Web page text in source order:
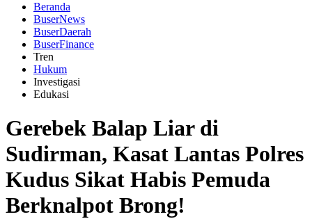
Beranda
BuserNews
BuserDaerah
BuserFinance
Tren
Hukum
Investigasi
Edukasi
Gerebek Balap Liar di
Sudirman, Kasat Lantas Polres
Kudus Sikat Habis Pemuda
Berknalpot Brong!